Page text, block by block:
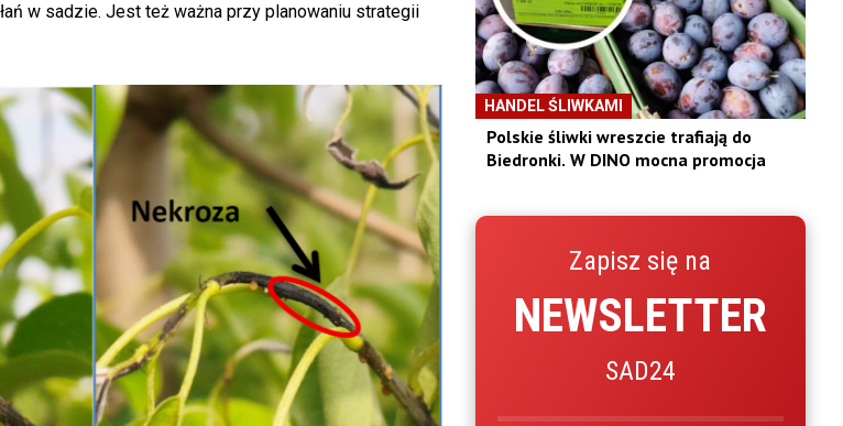
w sadzie. Jest też ważna przy planowaniu strategii
HANDEL ŚLIWKAMI
Polskie śliwki wreszcie trafiają do
Biedronki. W DINO mocna promocja
Zapisz się na
NEWSLETTER
SAD24